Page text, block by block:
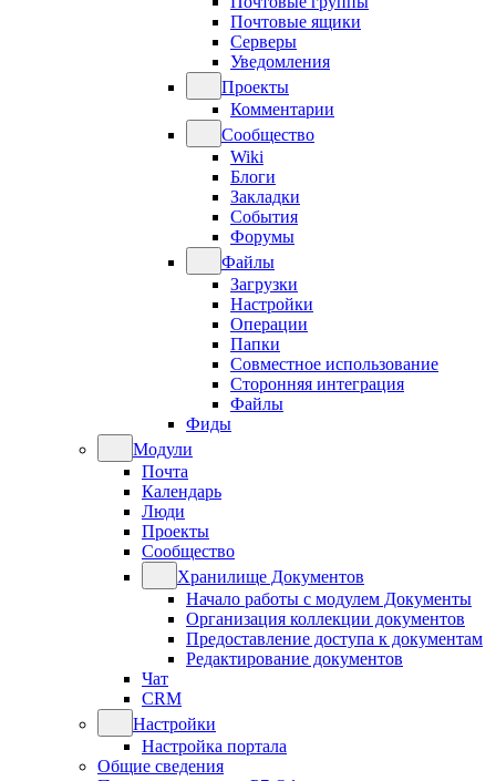
Почтовые ящики
Серверы
Уведомления
Проекты
Комментарии
Сообщество
Wiki
Блоги
Закладки
События
Форумы
Файлы
Загрузки
Настройки
Операции
Папки
Совместное использование
Сторонняя интеграция
Файлы
Фиды
Модули
Почта
Календарь
Люди
Проекты
Сообщество
Хранилище Документов
Начало работы с модулем Документы
Организация коллекции документов
Предоставление доступа к документам
Редактирование документов
Чат
CRM
Настройки
Настройка портала
Общие сведения